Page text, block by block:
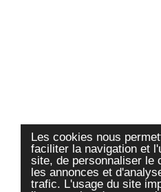
Les cookies nous
faciliter la navigation et
site, de personnaliser le
les annonces et
trafic. L'usage du site